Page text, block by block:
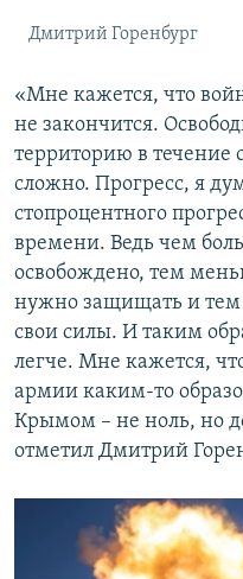
Дмитрий Горенбург
«Мне кажется, что
не закончится.
территорию в течение
сложно. Прогресс, я
стопроцентного
времени. Ведь чем
освобождено, тем
нужно защищать и тем
свои силы. И таким
легче. Мне кажется,
армии каким-то
Крымом – не ноль, но
отметил Дмитрий